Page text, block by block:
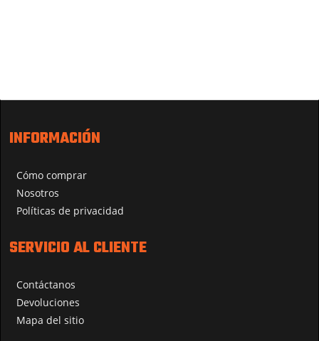
INFORMACIÓN
Cómo comprar
Nosotros
Políticas de privacidad
SERVICIO AL CLIENTE
Contáctanos
Devoluciones
Mapa del sitio